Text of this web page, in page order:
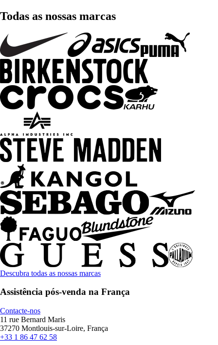
Todas as nossas marcas
Descubra todas as nossas marcas
Assistência pós-venda na França
Contacte-nos
11 rue Bernard Maris
37270 Montlouis-sur-Loire, França
+33 1 86 47 62 58